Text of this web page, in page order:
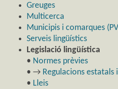
Greuges
Multicerca
Municipis i comarques
Serveis lingüístics
Legislació lingüística
• Normes prèvies
• → Regulacions
• Lleis